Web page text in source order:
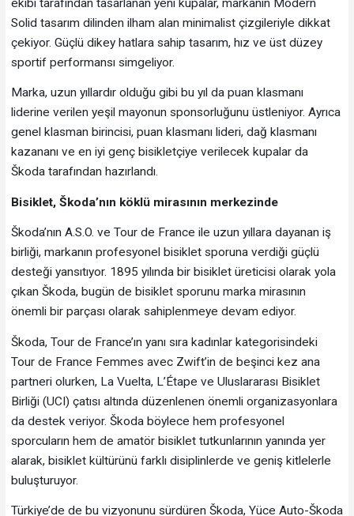
ekibi tarafından tasarlanan yeni kupalar, markanın Modern
Solid tasarım dilinden ilham alan minimalist çizgileriyle dikkat
çekiyor. Güçlü dikey hatlara sahip tasarım, hız ve üst düzey
sportif performansı simgeliyor.
Marka, uzun yıllardır olduğu gibi bu yıl da puan klasmanı
liderine verilen yeşil mayonun sponsorluğunu üstleniyor. Ayrıca
genel klasman birincisi, puan klasmanı lideri, dağ klasmanı
kazananı ve en iyi genç bisikletçiye verilecek kupalar da
Škoda tarafından hazırlandı.
Bisiklet, Škoda’nın köklü mirasının merkezinde
Škoda’nın A.S.O. ve Tour de France ile uzun yıllara dayanan iş
birliği, markanın profesyonel bisiklet sporuna verdiği güçlü
desteği yansıtıyor. 1895 yılında bir bisiklet üreticisi olarak yola
çıkan Škoda, bugün de bisiklet sporunu marka mirasının
önemli bir parçası olarak sahiplenmeye devam ediyor.
Škoda, Tour de France’ın yanı sıra kadınlar kategorisindeki
Tour de France Femmes avec Zwift’in de beşinci kez ana
partneri olurken, La Vuelta, L’Étape ve Uluslararası Bisiklet
Birliği (UCI) çatısı altında düzenlenen önemli organizasyonlara
da destek veriyor. Škoda böylece hem profesyonel
sporcuların hem de amatör bisiklet tutkunlarının yanında yer
alarak, bisiklet kültürünü farklı disiplinlerde ve geniş kitlelerle
buluşturuyor.
Türkiye’de de bu vizyonunu sürdüren Škoda, Yüce Auto-Škoda